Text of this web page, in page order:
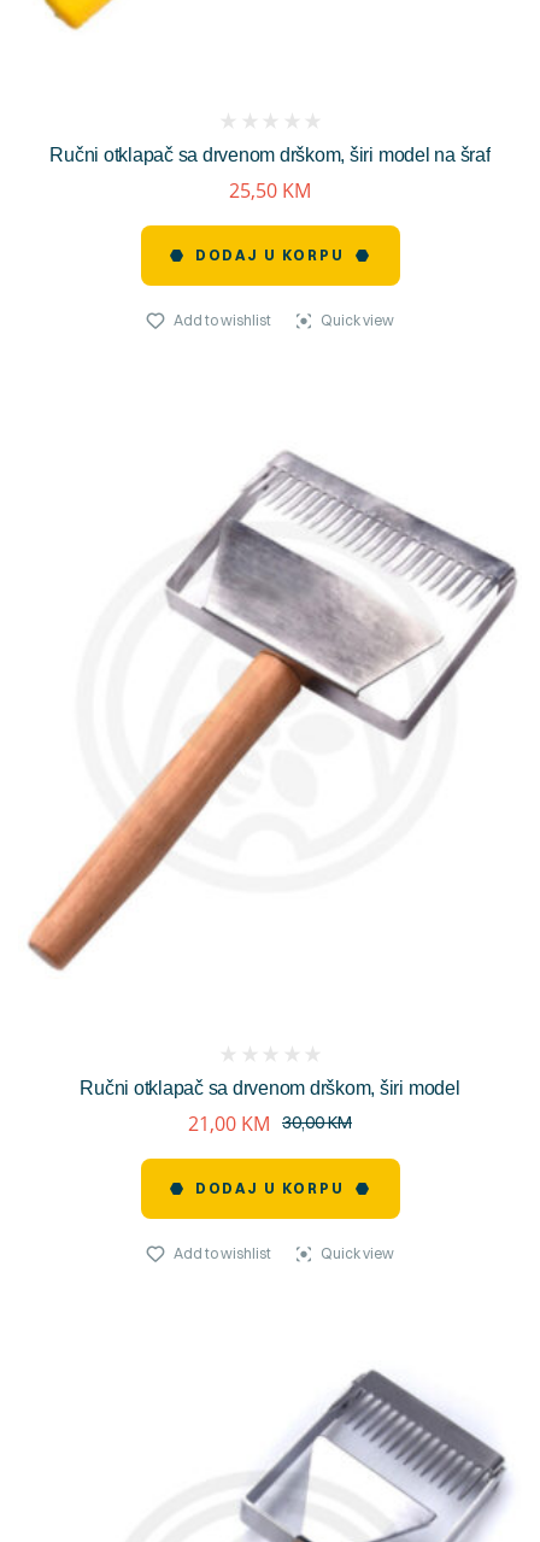
Ručni otklapač sa drvenom drškom, širi model na šraf
reviews)
25,50 KM
DODAJ U KORPU
Add to wishlist Quick view
Ručni otklapač sa drvenom drškom, širi model
reviews)
30,00KM
21,00 KM
DODAJ U KORPU
Add to wishlist Quick view